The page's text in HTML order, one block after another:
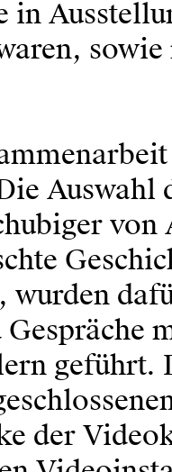
in
Auswahl
wurden
geführt.
der